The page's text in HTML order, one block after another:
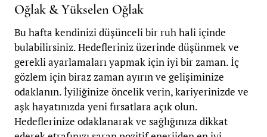
Oğlak & Yükselen Oğlak
Bu hafta kendinizi düşünceli bir ruh hali içinde
bulabilirsiniz. Hedefleriniz üzerinde düşünmek ve
gerekli ayarlamaları yapmak için iyi bir zaman. İç
gözlem için biraz zaman ayırın ve gelişiminize
odaklanın. İyiliğinize öncelik verin, kariyerinizde ve
aşk hayatınızda yeni fırsatlara açık olun.
Hedeflerinize odaklanarak ve sağlığınıza dikkat